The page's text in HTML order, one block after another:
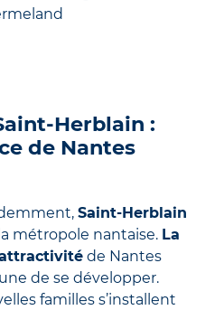
Herblain :
de Nantes
Saint-Herblain
métropole nantaise. La
de Nantes
de se développer.
familles s’installent